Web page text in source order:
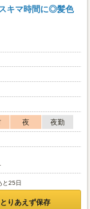
キマ時間に◎髪色
夜
夜勤
と25日
とりあえず保存